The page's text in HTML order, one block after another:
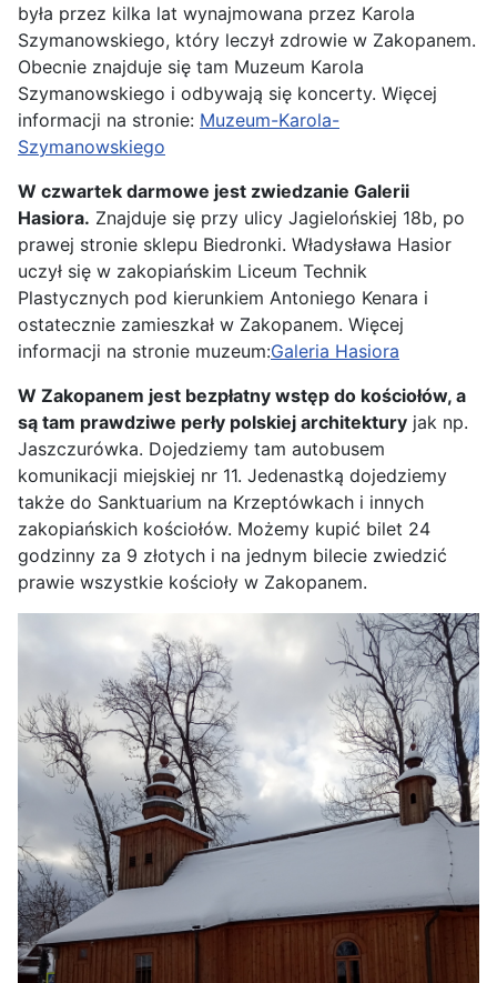
była przez kilka lat wynajmowana przez Karola
Szymanowskiego, który leczył zdrowie w Zakopanem.
Obecnie znajduje się tam Muzeum Karola
Szymanowskiego i odbywają się koncerty. Więcej
informacji na stronie: Muzeum-Karola-
Szymanowskiego
W czwartek darmowe jest zwiedzanie Galerii
Hasiora. Znajduje się przy ulicy Jagielońskiej 18b, po
prawej stronie sklepu Biedronki. Władysława Hasior
uczył się w zakopiańskim Liceum Technik
Plastycznych pod kierunkiem Antoniego Kenara i
ostatecznie zamieszkał w Zakopanem. Więcej
informacji na stronie muzeum:Galeria Hasiora
W Zakopanem jest bezpłatny wstęp do kościołów, a
są tam prawdziwe perły polskiej architektury jak np.
Jaszczurówka. Dojedziemy tam autobusem
komunikacji miejskiej nr 11. Jedenastką dojedziemy
także do Sanktuarium na Krzeptówkach i innych
zakopiańskich kościołów. Możemy kupić bilet 24
godzinny za 9 złotych i na jednym bilecie zwiedzić
prawie wszystkie kościoły w Zakopanem.